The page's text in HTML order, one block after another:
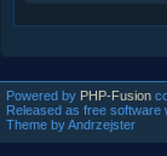
Powered by PHP-Fusion
Released as free software
Theme by Andrzejster